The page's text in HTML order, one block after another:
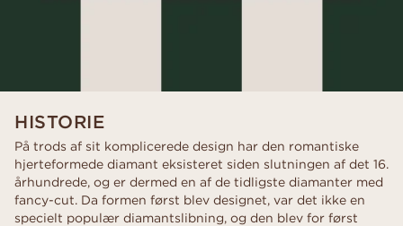
HISTORIE
På trods af sit komplicerede design har den romantiske
hjerteformede diamant eksisteret siden slutningen af det 16.
århundrede, og er dermed en af de tidligste diamanter med
fancy-cut. Da formen først blev designet, var det ikke en
specielt populær diamantslibning, og den blev for først